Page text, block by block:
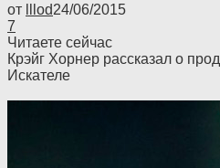
от lllod24/06/2015
7
Читаете сейчас
Крэйг Хорнер рассказал о
Искателе